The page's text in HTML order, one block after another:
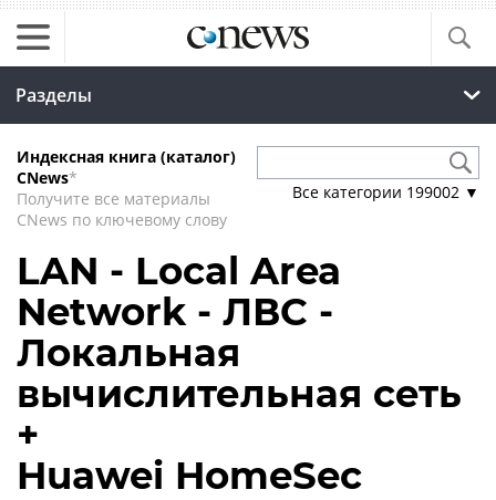
Разделы
Индексная книга (каталог)
CNews*
Получите все материалы
CNews по ключевому слову
Все категории 199002 ▼
LAN - Local Area
Network - ЛВС -
Локальная
вычислительная сеть
+
Huawei HomeSec